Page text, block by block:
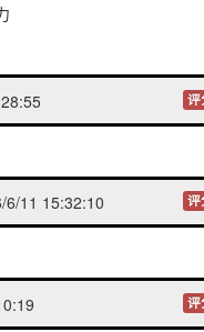
评
6/11 15:32:10 评
评